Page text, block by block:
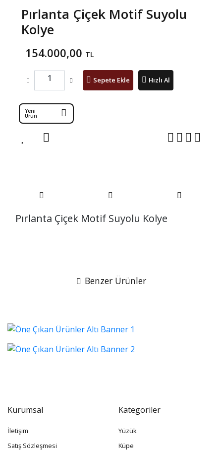
Pırlanta Çiçek Motif Suyolu
Kolye
154.000,00 TL
Sepete Ekle Hızlı Al
Yeni
Ürün
Pırlanta Çiçek Motif Suyolu Kolye
Benzer Ürünler
Kurumsal
İletişim
Satış Sözleşmesi
Kategoriler
Yüzük
Küpe